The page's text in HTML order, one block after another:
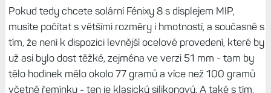
Pokud tedy chcete solární Fénixy 8 s displejem MIP,
musíte počítat s většími rozměry i hmotností, a současně s
tím, že není k dispozici levnější ocelové provedení, které by
už asi bylo dost těžké, zejména ve verzi 51 mm - tam by
tělo hodinek mělo okolo 77 gramů a více než 100 gramů
včetně řemínku - ten je klasický silikonový. A také s tím,